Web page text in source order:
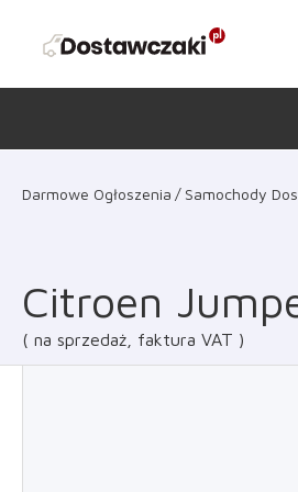
Darmowe Ogłoszenia Samochody
Citroen
na sprzedaż, faktura VAT